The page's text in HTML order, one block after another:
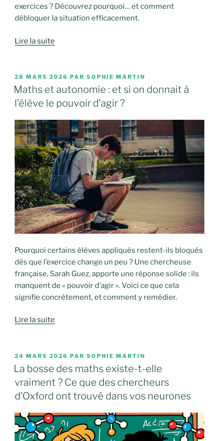
exercices ? Découvrez pourquoi… et comment
débloquer la situation efficacement.
Lire la suite
PUBLIÉ
LE
28 MARS 2026 PAR SOPHIE MARTIN
Maths et autonomie : et si on donnait à
l’élève le pouvoir d’agir ?
Pourquoi certains élèves appliqués restent-ils bloqués
dès que l’exercice change un peu ? Une chercheuse
française, Sarah Guez, apporte une réponse solide : ils
manquent de « pouvoir d’agir ». Voici ce que cela
signifie concrètement, et comment y remédier.
Lire la suite
PUBLIÉ
LE
24 MARS 2026 PAR SOPHIE MARTIN
La bosse des maths existe-t-elle
vraiment ? Ce que des chercheurs
d’Oxford ont trouvé dans vos neurones